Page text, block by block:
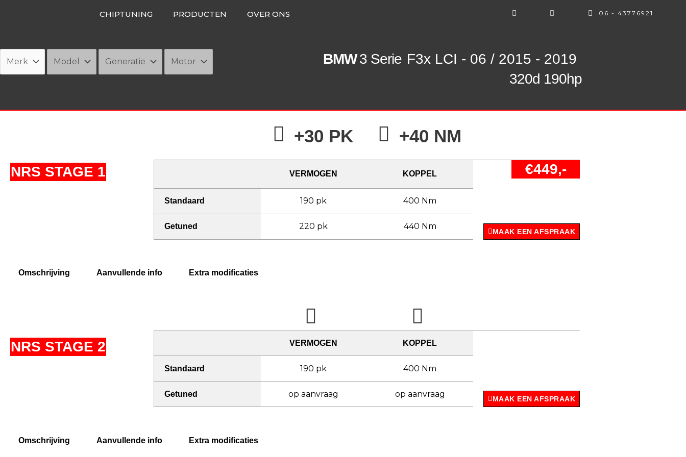
CHIPTUNING PRODUCTEN OVER ONS 06 - 43776921
BMW3 Serie F3x LCI - 06 / 2015 - 2019
320d 190hp
NRS STAGE 1
+30 PK +40 NM
VERMOGEN KOPPEL €449,-
Standaard 190 pk 400 Nm
Getuned 220 pk 440 Nm
MAAK EEN AFSPRAAK
Omschrijving Aanvullende info Extra modificaties
NRS STAGE 2 VERMOGEN KOPPEL
Standaard 190 pk 400 Nm
Getuned op aanvraag op aanvraag
MAAK EEN AFSPRAAK
Omschrijving Aanvullende info Extra modificaties